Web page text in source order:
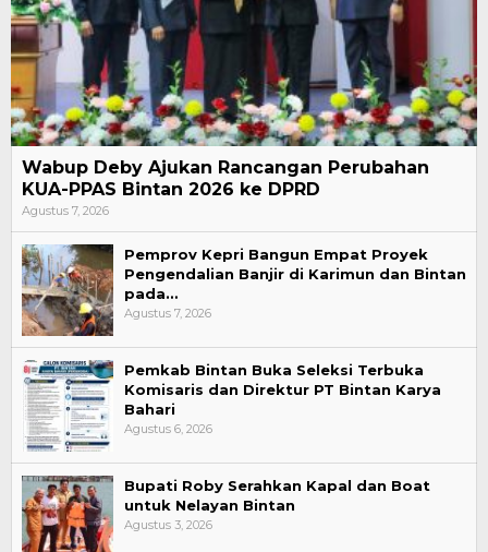
Wabup Deby Ajukan Rancangan Perubahan
KUA-PPAS Bintan 2026 ke DPRD
Agustus 7, 2026
Pemprov Kepri Bangun Empat Proyek
Pengendalian Banjir di Karimun dan Bintan
pada…
Agustus 7, 2026
Pemkab Bintan Buka Seleksi Terbuka
Komisaris dan Direktur PT Bintan Karya
Bahari
Agustus 6, 2026
Bupati Roby Serahkan Kapal dan Boat
untuk Nelayan Bintan
Agustus 3, 2026